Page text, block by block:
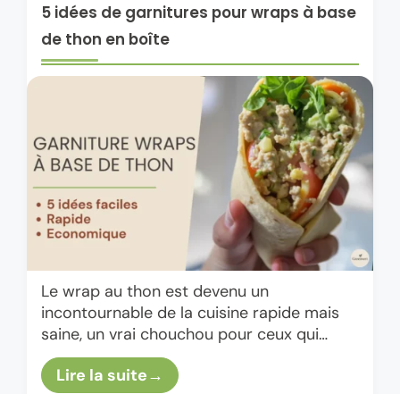
5 idées de garnitures pour wraps à base
de thon en boîte
Le wrap au thon est devenu un
incontournable de la cuisine rapide mais
saine, un vrai chouchou pour ceux qui
veulent conjuguer praticité, nutrition et
plaisir. Mais tu sais quoi …
Lire la suite